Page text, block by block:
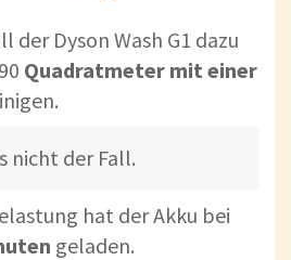
der Dyson Wash G1 dazu
Quadratmeter mit einer
nicht der Fall.
hat der Akku bei
geladen.